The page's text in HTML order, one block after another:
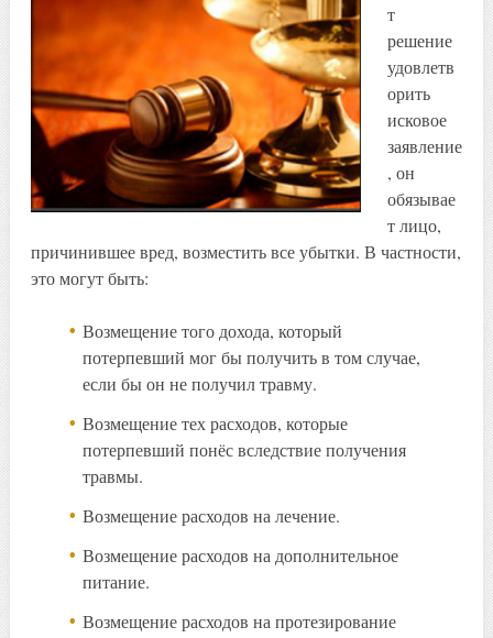
т
решение
удовлетв
орить
исковое
заявление
, он
обязывае
т лицо,
причинившее вред, возместить все убытки. В частности,
это могут быть:
Возмещение того дохода, который
потерпевший мог бы получить в том случае,
если бы он не получил травму.
Возмещение тех расходов, которые
потерпевший понёс вследствие получения
травмы.
Возмещение расходов на лечение.
Возмещение расходов на дополнительное
питание.
Возмещение расходов на протезирование